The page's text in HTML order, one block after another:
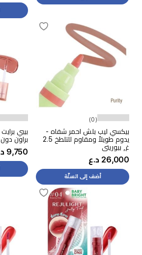
(0)
بيكسي ليب بلش احمر شفاه -
يدوم طويلاً ومقاوم للتلطخ 2.5
غ, بيوريتي
26,000 د.ع
أضف إلى السلّة
براون دون
9,750 د.ع